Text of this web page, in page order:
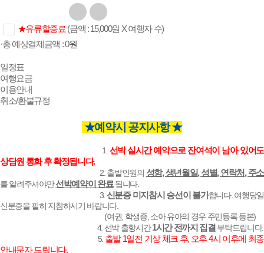
★유류할증료 (금액 : 15,000원 X 여행자 수)
·총 예상결제금액 :0원
일정표
여행요금
이용안내
취소/환불규정
★예약시 공지사항 ★
1. 선박 실시간 예약으로 잔여석이 남아 있어도
상담원 통화 후 확정됩니다.
2. 출발인원의 성함, 생년월일, 성별, 연락처, 주소
를 알려주셔야만선박예약이 완료 됩니다.
3. 신분증 미지참시 승선이 불가합니다. 여행당일
신분증을 필히 지참하시기 바랍니다.
(여권, 학생증, 소아 유아의 경우 주민등록 등본)
4. 선박 출항시간1시간 전까지 집결 부탁드립니다.
5. 출발 1일전 기상 체크 후, 오후 4시 이후에 최종
안내문자 드립니다.